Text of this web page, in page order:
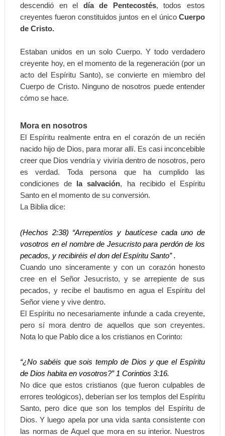
descendió en el día de Pentecostés, todos estos
creyentes fueron constituidos juntos en el únicoCuerpo
de Cristo.
Estaban unidos en un solo Cuerpo. Y todo verdadero
creyente hoy, en el momento de la regeneración (por un
acto del Espíritu Santo), se convierte en miembro del
Cuerpo de Cristo. Ninguno de nosotros puede entender
cómo se hace.
Mora en nosotros
El Espíritu realmente entra en el corazón de un recién
nacido hijo de Dios, para morar allí. Es casi inconcebible
creer que Dios vendría y viviría dentro de nosotros, pero
es verdad. Toda persona que ha cumplido las
condiciones de
la salvación, ha recibido el Espíritu
Santo en el momento de su conversión.
La Biblia dice:
(Hechos 2:38) “Arrepentíos y bautícese cada uno de
vosotros en el nombre de Jesucristo para perdón de los
pecados, y recibiréis el don del Espíritu Santo” .
Cuando uno sinceramente y con un corazón honesto
cree en el Señor Jesucristo, y se arrepiente de sus
pecados, y recibe el bautismo en agua el Espíritu del
Señor viene y vive dentro.
El Espíritu no necesariamente infunde a cada creyente,
pero sí mora dentro de aquellos que son creyentes.
Nota lo que Pablo dice a los cristianos en Corinto:
“¿No sabéis que sois templo de Dios y que el Espíritu
de Dios habita en vosotros?” 1 Corintios 3:16.
No dice que estos cristianos (que fueron culpables de
errores teológicos), deberían ser los templos del Espíritu
Santo, pero dice que son los templos del Espíritu de
Dios. Y luego apela por una vida santa consistente con
las normas de Aquel que mora en su interior. Nuestros